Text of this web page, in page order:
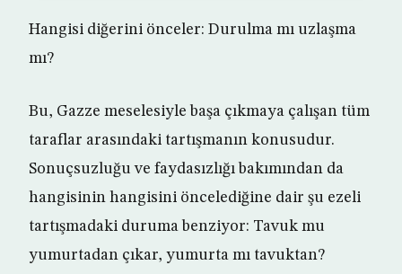
Hangisi diğerini önceler: Durulma mı uzlaşma
mı?
Bu, Gazze meselesiyle başa çıkmaya çalışan tüm
taraflar arasındaki tartışmanın konusudur.
Sonuçsuzluğu ve faydasızlığı bakımından da
hangisinin hangisini öncelediğine dair şu ezeli
tartışmadaki duruma benziyor: Tavuk mu
yumurtadan çıkar, yumurta mı tavuktan?